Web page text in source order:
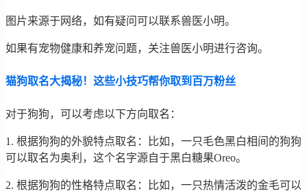
图片来源于网络，如有疑问可以联系兽医小明。
如果有宠物健康和养宠问题，关注兽医小明进行咨询。
猫狗取名大揭秘！这些小技巧帮你取到百万粉丝
对于狗狗，可以考虑以下方向取名：
1. 根据狗狗的外貌特点取名：比如，一只毛色黑白相间的狗狗
可以取名为奥利，这个名字源自于黑白糖果Oreo。
2. 根据狗狗的性格特点取名：比如，一只热情活泼的金毛可以